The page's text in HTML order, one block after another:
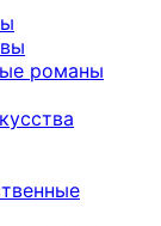
романы